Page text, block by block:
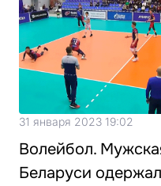
31 января 2023 19:02
Волейбол.
Беларуси